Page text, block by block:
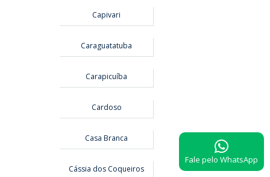
Capivari
Caraguatatuba
Carapicuíba
Cardoso
Casa Branca
Cássia dos Coqueiros
Fale pelo WhatsApp